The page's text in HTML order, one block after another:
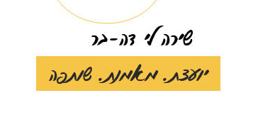
שירה לי דה-בר
יועצת. מאמנת. שותפה